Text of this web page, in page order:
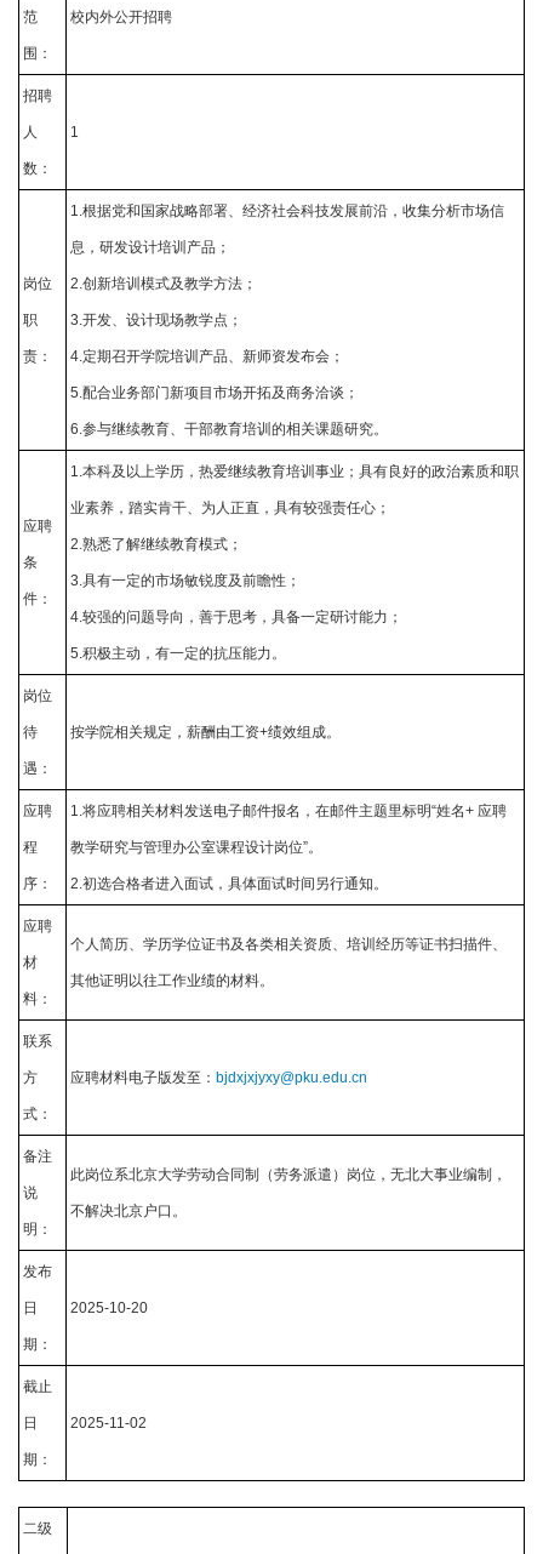
范
围：
校内外公开招聘
招聘
人
数：
1
岗位
职
责：
1.根据党和国家战略部署、经济社会科技发展前沿，收集分析市场信
息，研发设计培训产品；
2.创新培训模式及教学方法；
3.开发、设计现场教学点；
4.定期召开学院培训产品、新师资发布会；
5.配合业务部门新项目市场开拓及商务洽谈；
6.参与继续教育、干部教育培训的相关课题研究。
应聘
条
件：
1.本科及以上学历，热爱继续教育培训事业；具有良好的政治素质和职
业素养，踏实肯干、为人正直，具有较强责任心；
2.熟悉了解继续教育模式；
3.具有一定的市场敏锐度及前瞻性；
4.较强的问题导向，善于思考，具备一定研讨能力；
5.积极主动，有一定的抗压能力。
岗位
待
遇：
按学院相关规定，薪酬由工资+绩效组成。
应聘
程
序：
1.将应聘相关材料发送电子邮件报名，在邮件主题里标明“姓名+ 应聘
教学研究与管理办公室课程设计岗位”。
2.初选合格者进入面试，具体面试时间另行通知。
应聘
材
料：
个人简历、学历学位证书及各类相关资质、培训经历等证书扫描件、
其他证明以往工作业绩的材料。
联系
方
式：
应聘材料电子版发至： bjdxjxjyxy@pku.edu.cn
备注
说
明：
此岗位系北京大学劳动合同制（劳务派遣）岗位，无北大事业编制，
不解决北京户口。
发布
日
期：
2025-10-20
截止
日
期：
2025-11-02
二级